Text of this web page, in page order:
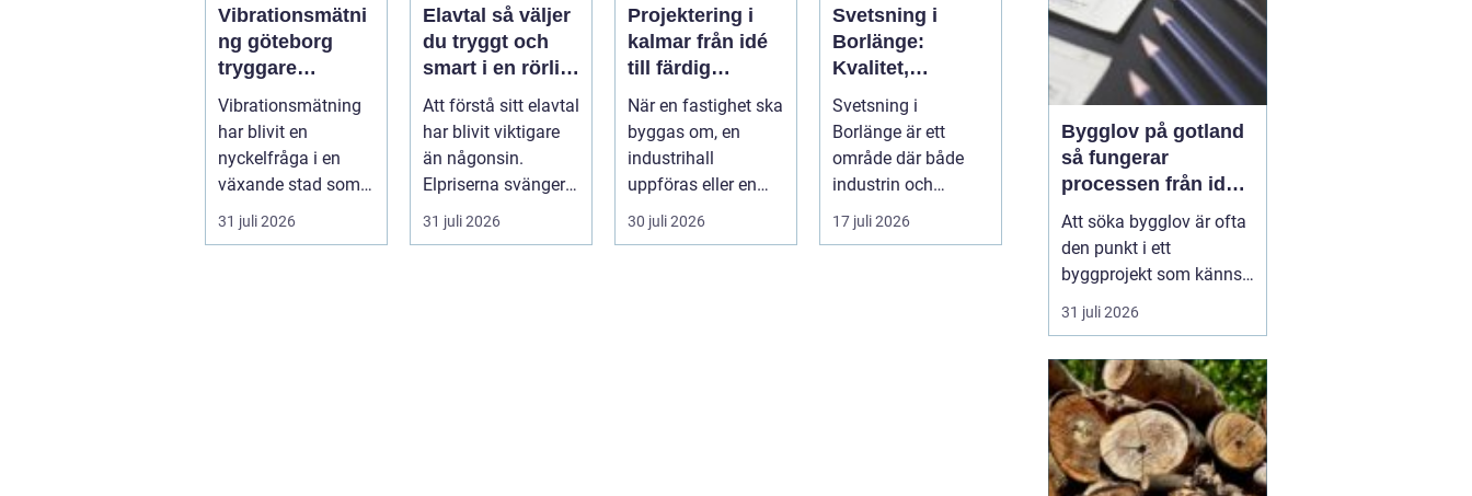
Vibrationsmätni
ng göteborg
tryggare
markarbeten i
tät stadsmiljö
Vibrationsmätning
har blivit en
nyckelfråga i en
växande stad som
Göteborg. När nya
bostäder, broar,...
31 juli 2026
Elavtal så väljer
du tryggt och
smart i en rörlig
elmarknad
Att förstå sitt elavtal
har blivit viktigare
än någonsin.
Elpriserna svänger
snabbt, nya typer av
av...
31 juli 2026
Projektering i
kalmar från idé
till färdig
lösning
När en fastighet ska
byggas om, en
industrihall
uppföras eller en
lantbruksanläggnin
g moderniseras ä...
30 juli 2026
Svetsning i
Borlänge:
Kvalitet,
precision och
hållbara
konstruktioner
Svetsning i
Borlänge är ett
område där både
industrin och
mindre verkst&a...
17 juli 2026
Bygglov på gotland
så fungerar
processen från idé
till godkänt beslut
Att söka bygglov är ofta
den punkt i ett
byggprojekt som känns
mest osäker. Frågorna
hopar sig: vilka
länge tar det, vad säger
detaljplanen och hur
påverkas tidsplanen? På
Gotland tillkommer
dessutom särskilda
31 juli 2026